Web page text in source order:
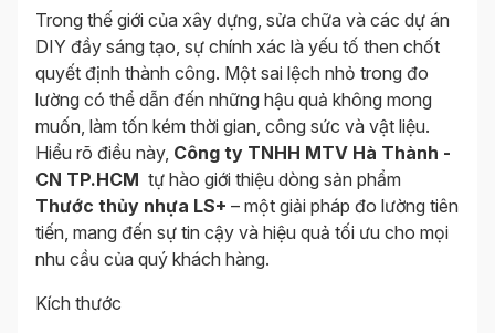
Trong thế giới của xây dựng, sửa chữa và các dự án
DIY đầy sáng tạo, sự chính xác là yếu tố then chốt
quyết định thành công. Một sai lệch nhỏ trong đo
lường có thể dẫn đến những hậu quả không mong
muốn, làm tốn kém thời gian, công sức và vật liệu.
Hiểu rõ điều này, Công ty TNHH MTV Hà Thành -
CN TP.HCM tự hào giới thiệu dòng sản phẩm
Thước thủy nhựa LS+ – một giải pháp đo lường tiên
tiến, mang đến sự tin cậy và hiệu quả tối ưu cho mọi
nhu cầu của quý khách hàng.
Kích thước